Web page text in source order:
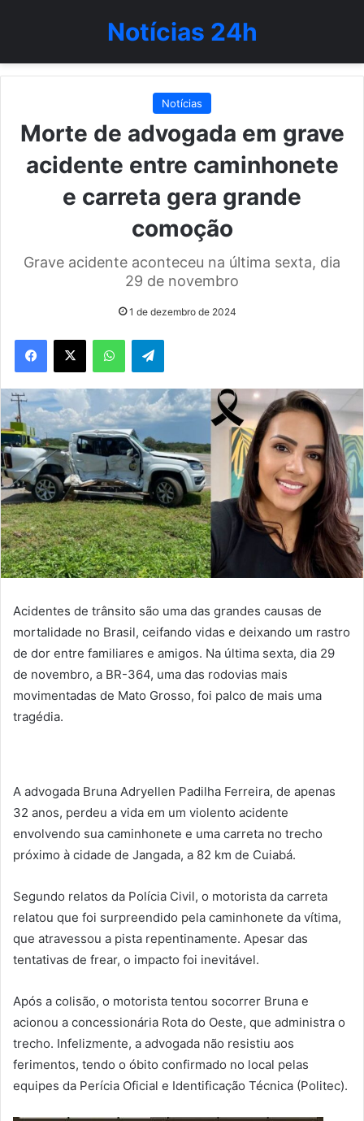
Notícias 24h
Notícias
Morte de advogada em grave
acidente entre caminhonete
e carreta gera grande
comoção
Grave acidente aconteceu na última sexta, dia
29 de novembro
1 de dezembro de 2024
WhatsAppTelegram
Acidentes de trânsito são uma das grandes causas de
mortalidade no Brasil, ceifando vidas e deixando um rastro
de dor entre familiares e amigos. Na última sexta, dia 29
de novembro, a BR-364, uma das rodovias mais
movimentadas de Mato Grosso, foi palco de mais uma
tragédia.
A advogada Bruna Adryellen Padilha Ferreira, de apenas
32 anos, perdeu a vida em um violento acidente
envolvendo sua caminhonete e uma carreta no trecho
próximo à cidade de Jangada, a 82 km de Cuiabá.
Segundo relatos da Polícia Civil, o motorista da carreta
relatou que foi surpreendido pela caminhonete da vítima,
que atravessou a pista repentinamente. Apesar das
tentativas de frear, o impacto foi inevitável.
Após a colisão, o motorista tentou socorrer Bruna e
acionou a concessionária Rota do Oeste, que administra o
trecho. Infelizmente, a advogada não resistiu aos
ferimentos, tendo o óbito confirmado no local pelas
equipes da Perícia Oficial e Identificação Técnica (Politec).